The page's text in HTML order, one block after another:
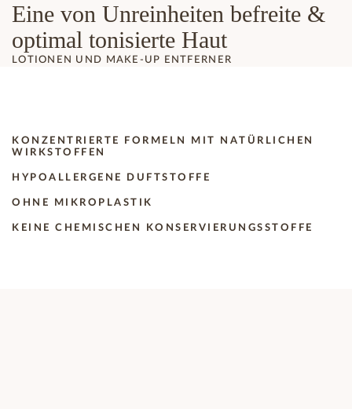
Eine von Unreinheiten befreite &
optimal tonisierte Haut
LOTIONEN UND MAKE-UP ENTFERNER
KONZENTRIERTE FORMELN MIT NATÜRLICHEN
WIRKSTOFFEN
HYPOALLERGENE DUFTSTOFFE
OHNE MIKROPLASTIK
KEINE CHEMISCHEN KONSERVIERUNGSSTOFFE